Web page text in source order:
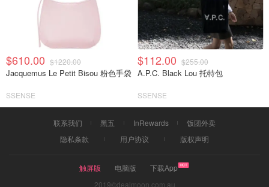
$610.00 $1220.00
Jacquemus Le Petit Bisou 粉色手袋
SSENSE
$112.00 $255.00
A.P.C. Black Lou 托特包
SSENSE
联系我们 黑五 InRewards
饭团外卖
隐私条款
用户协议 版权声明
触屏版 电脑版
下载App
2019©dealmoon.com.au